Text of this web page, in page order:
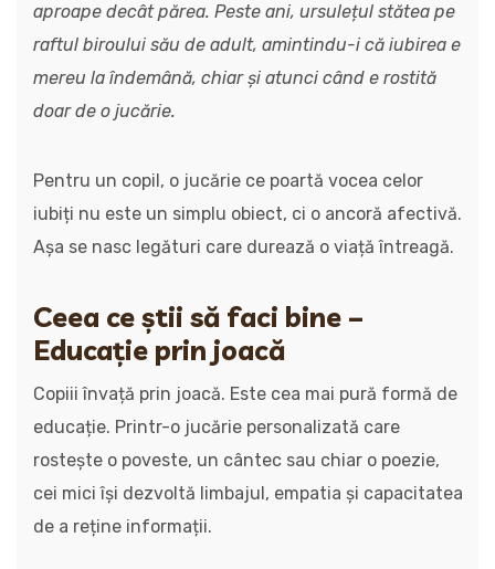
aproape decât părea. Peste ani, ursulețul stătea pe
raftul biroului său de adult, amintindu-i că iubirea e
mereu la îndemână, chiar și atunci când e rostită
doar de o jucărie.
Pentru un copil, o jucărie ce poartă vocea celor
iubiți nu este un simplu obiect, ci o ancoră afectivă.
Așa se nasc legături care durează o viață întreagă.
Ceea ce știi să faci bine –
Educație prin joacă
Copiii învață prin joacă. Este cea mai pură formă de
educație. Printr-o jucărie personalizată care
rostește o poveste, un cântec sau chiar o poezie,
cei mici își dezvoltă limbajul, empatia și capacitatea
de a reține informații.